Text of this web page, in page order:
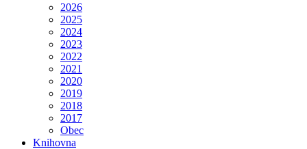
2026
2025
2024
2023
2022
2021
2020
2019
2018
2017
Obec
Knihovna